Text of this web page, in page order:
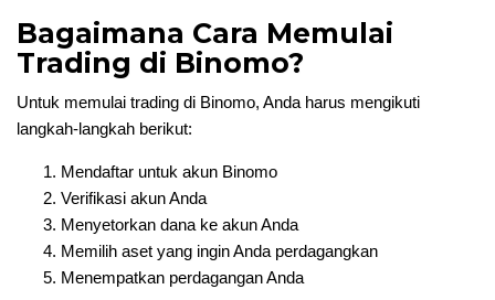
Bagaimana Cara Memulai
Trading di Binomo?
Untuk memulai trading di Binomo, Anda harus mengikuti
langkah-langkah berikut:
Mendaftar untuk akun Binomo
Verifikasi akun Anda
Menyetorkan dana ke akun Anda
Memilih aset yang ingin Anda perdagangkan
Menempatkan perdagangan Anda